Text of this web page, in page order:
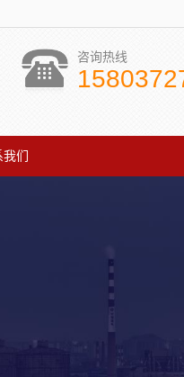
咨询热线
们